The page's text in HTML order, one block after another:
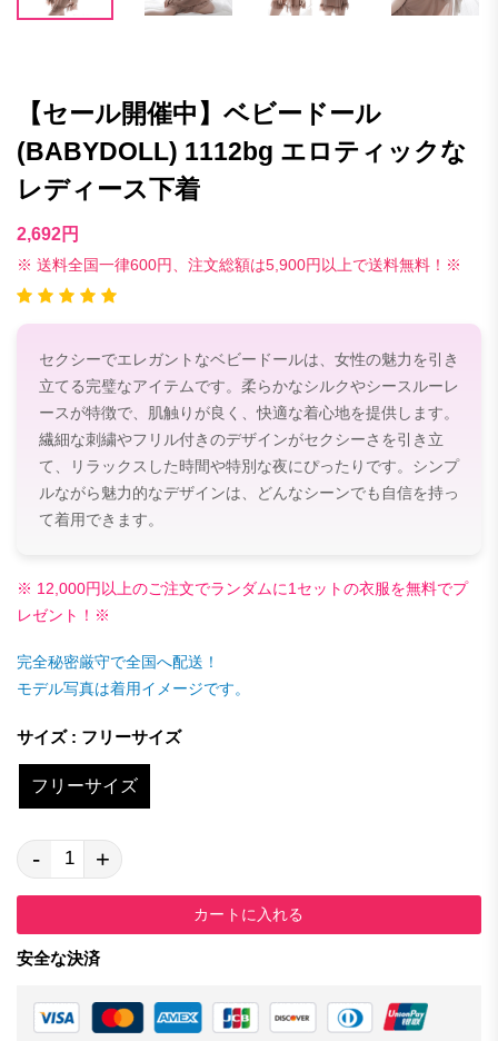
【セール開催中】ベビードール
(BABYDOLL) 1112bg エロティックな
レディース下着
2,692円
※ 送料全国一律600円、注文総額は5,900円以上で送料無料！※
セクシーでエレガントなベビードールは、女性の魅力を引き
立てる完璧なアイテムです。柔らかなシルクやシースルーレ
ースが特徴で、肌触りが良く、快適な着心地を提供します。
繊細な刺繍やフリル付きのデザインがセクシーさを引き立
て、リラックスした時間や特別な夜にぴったりです。シンプ
ルながら魅力的なデザインは、どんなシーンでも自信を持っ
て着用できます。
※ 12,000円以上のご注文でランダムに1セットの衣服を無料でプ
レゼント！※
完全秘密厳守で全国へ配送！
モデル写真は着用イメージです。
サイズ : フリーサイズ
フリーサイズ
- +
カートに入れる
安全な決済